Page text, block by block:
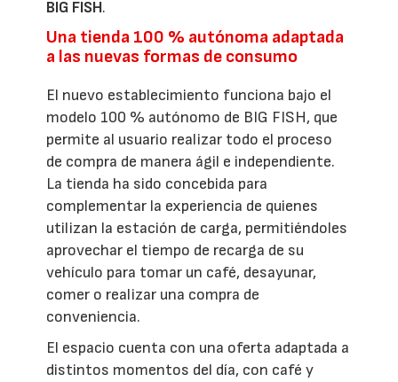
BIG FISH.
Una tienda 100 % autónoma adaptada
a las nuevas formas de consumo
El nuevo establecimiento funciona bajo el
modelo 100 % autónomo de BIG FISH, que
permite al usuario realizar todo el proceso
de compra de manera ágil e independiente.
La tienda ha sido concebida para
complementar la experiencia de quienes
utilizan la estación de carga, permitiéndoles
aprovechar el tiempo de recarga de su
vehículo para tomar un café, desayunar,
comer o realizar una compra de
conveniencia.
El espacio cuenta con una oferta adaptada a
distintos momentos del día, con café y